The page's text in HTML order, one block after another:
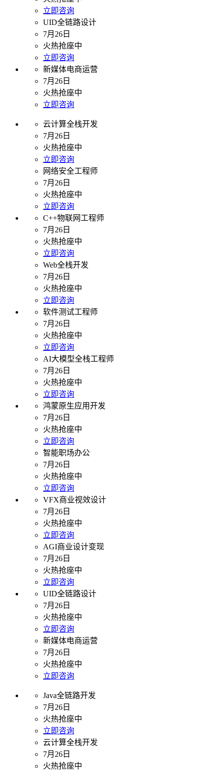
立即咨询
UID全链路设计
7月26日
火热抢座中
立即咨询
新媒体电商运营
7月26日
火热抢座中
立即咨询
云计算全栈开发
7月26日
火热抢座中
立即咨询
网络安全工程师
7月26日
火热抢座中
立即咨询
C++物联网工程师
7月26日
火热抢座中
立即咨询
Web全栈开发
7月26日
火热抢座中
立即咨询
软件测试工程师
7月26日
火热抢座中
立即咨询
AI大模型全栈工程师
7月26日
火热抢座中
立即咨询
鸿蒙原生应用开发
7月26日
火热抢座中
立即咨询
智能职场办公
7月26日
火热抢座中
立即咨询
VFX商业视效设计
7月26日
火热抢座中
立即咨询
AGI商业设计变现
7月26日
火热抢座中
立即咨询
UID全链路设计
7月26日
火热抢座中
立即咨询
新媒体电商运营
7月26日
火热抢座中
立即咨询
Java全链路开发
7月26日
火热抢座中
立即咨询
云计算全栈开发
7月26日
火热抢座中